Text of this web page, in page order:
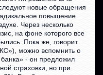
новые обращения
повышение
Через несколько
на фоне которого все
Пока же, говорит
можно вспомнить о
банка» - он предложил
страховки, но при